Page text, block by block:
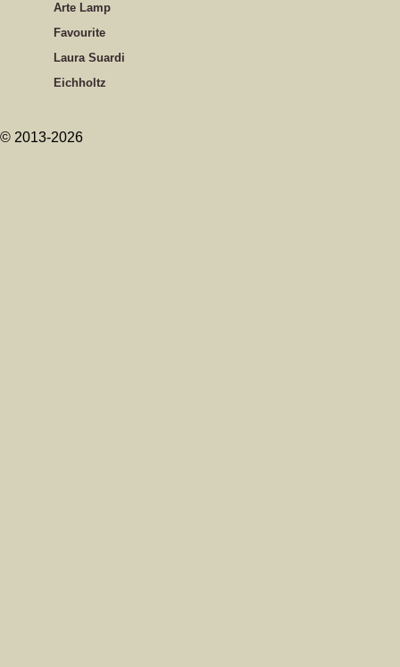
Arte Lamp
Favourite
Laura Suardi
Eichholtz
© 2013-2026